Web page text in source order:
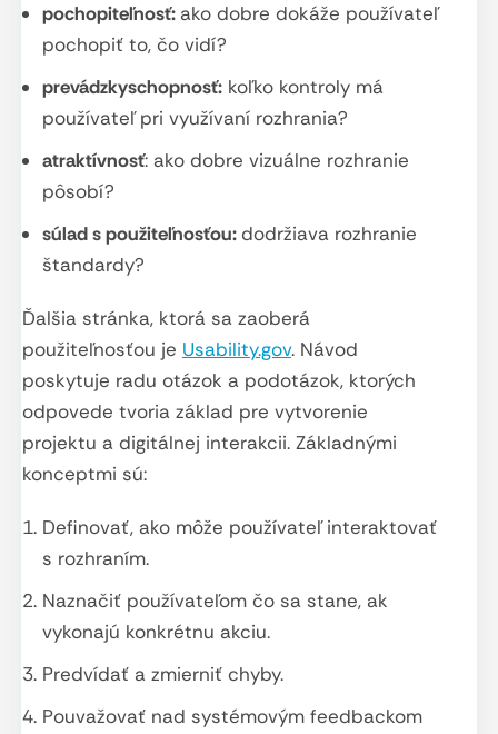
pochopiteľnosť: ako dobre dokáže používateľ
pochopiť to, čo vidí?
prevádzkyschopnosť:koľko kontroly má
používateľ pri využívaní rozhrania?
atraktívnosť: ako dobre vizuálne rozhranie
pôsobí?
súlad s použiteľnosťou:dodržiava rozhranie
štandardy?
Ďalšia stránka, ktorá sa zaoberá
použiteľnosťou je Usability.gov. Návod
poskytuje radu otázok a podotázok, ktorých
odpovede tvoria základ pre vytvorenie
projektu a digitálnej interakcii. Základnými
konceptmi sú:
Definovať, ako môže používateľ interaktovať
s rozhraním.
Naznačiť používateľom čo sa stane, ak
vykonajú konkrétnu akciu.
Predvídať a zmierniť chyby.
Pouvažovať nad systémovým feedbackom